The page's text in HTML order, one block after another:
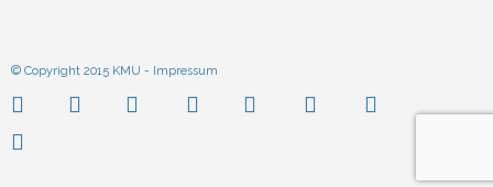
© Copyright 2015 KMU - Impressum